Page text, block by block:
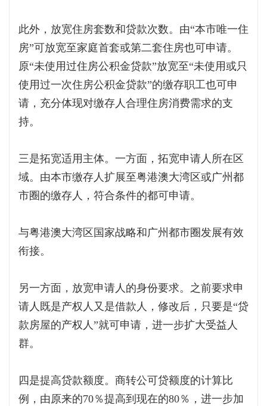
此外，放宽住房套数和贷款次数。由“本市唯一住
房”可放宽至家庭首套或第二套住房也可申请。
原“未使用过住房公积金贷款”放宽至“未使用或只
使用过一次住房公积金贷款”的缴存职工也可申
请，充分体现对缴存人合理住房消费需求的支
持。
三是拓宽适用主体。一方面，拓宽申请人所在区
域。由本市缴存人扩展至粤港澳大湾区或广州都
市圈的缴存人，符合条件的都可申请。
与粤港澳大湾区国家战略和广州都市圈发展有效
衔接。
另一方面，放宽申请人的身份要求。之前要求申
请人既是产权人又是借款人，修改后，只要是“贷
款房屋的产权人”就可申请，进一步扩大受益人
群。
四是提高贷款额度。商转公可贷额度的计算比
例，由原来的70％提高到现在的80％，进一步加